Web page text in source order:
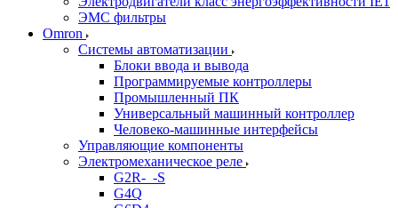
ЭМС фильтры
Omron
Системы автоматизации
Блоки ввода и вывода
Программируемые контроллеры
Промышленный ПК
Универсальный машинный контроллер
Человеко-машинные интерфейсы
Управляющие компоненты
Электромеханическое реле
G2R-_-S
G4Q